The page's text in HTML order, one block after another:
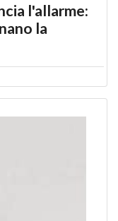
l'allarme:
la